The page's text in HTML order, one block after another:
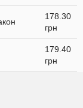
178.30
грн
179.40
грн